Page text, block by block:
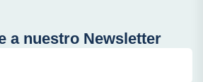
a nuestro Newsletter